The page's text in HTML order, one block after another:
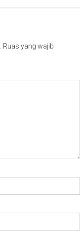
Ruas yang wajib